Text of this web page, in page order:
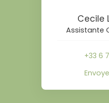
Cecile
Assistante
+33 6